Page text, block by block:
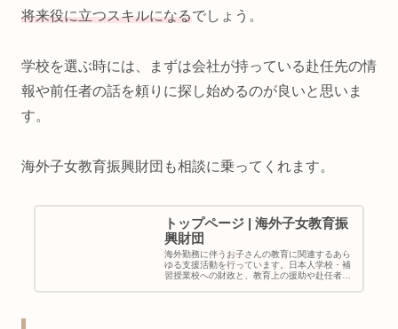
将来役に立つスキルになるでしょう。
学校を選ぶ時には、まずは会社が持っている赴任先の情
報や前任者の話を頼りに探し始めるのが良いと思いま
す。
海外子女教育振興財団も相談に乗ってくれます。
トップページ | 海外子女教育振
興財団
海外勤務に伴うお子さんの教育に関連するあら
ゆる支援活動を行っています。日本人学校・補
習授業校への財政と、教育上の援助や赴任者・